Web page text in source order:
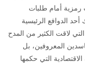
رمزية أمام طلبات
الدوافع الرئيسية
لاقت الكثير من المدح
المعروفين، بل
التي حكمها